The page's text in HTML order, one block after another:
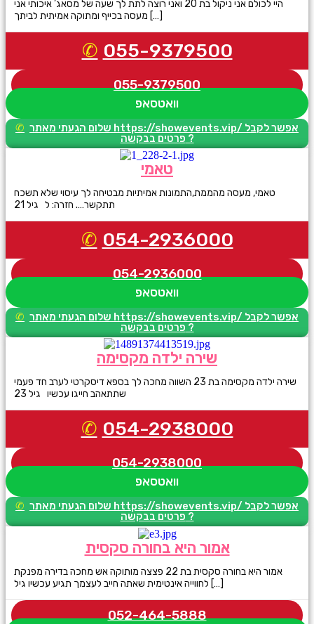
היי לכולם אני ניקול בת 20 ואני רוצה לתת לך שעה של מסאג’ איכותי אני
מעסה בכייף ומתוקה אמיתית לביתך […]
055-9379500
055-9379500
וואטסאפ
שלום הגעתי מאתר https://showevents.vip/ אפשר לקבל
פרטים בבקשה ?
טאמי
טאמי, מעסה מהממת,התמונות אמיתיות מבטיחה לך עיסוי שלא תשכח
054-2936000
054-2936000
וואטסאפ
שלום הגעתי מאתר https://showevents.vip/ אפשר לקבל
פרטים בבקשה ?
שירה ילדה מקסימה
שירה ילדה מקסימה בת 23 השווה מחכה לך בספא דיסקרטי לערב חד פעמי
054-2938000
054-2938000
וואטסאפ
שלום הגעתי מאתר https://showevents.vip/ אפשר לקבל
פרטים בבקשה ?
אמור היא בחורה סקסית
אמור היא בחורה סקסית בת 22 פצצה מותוקה אש מחכה בדירה מפנקת
לחווייה אינטימית שאתה חייב לעצמך תגיע עכשיו גיל […]
052-464-5888